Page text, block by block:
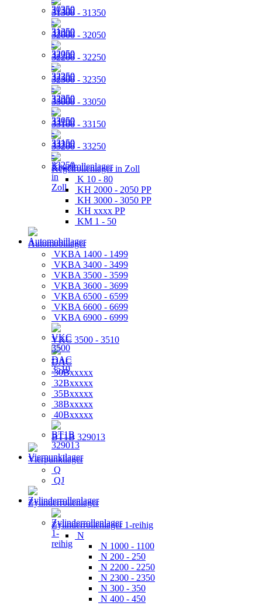
31300 - 31350
32000 - 32050
32200 - 32250
32300 - 32350
33000 - 33050
33100 - 33150
33200 - 33250
Kegelrollenlager in Zoll
K 10 - 80
KH 2000 - 2050 PP
KH 3000 - 3050 PP
KH xxxx PP
KM 1 - 50
Automobillager
VKBA 1400 - 1499
VKBA 3400 - 3499
VKBA 3500 - 3599
VKBA 3600 - 3699
VKBA 6500 - 6599
VKBA 6600 - 6699
VKBA 6900 - 6999
VKC 3500 - 3510
DAC
30Bxxxxx
32Bxxxxx
35Bxxxxx
38Bxxxxx
40Bxxxxx
BT1B 329013
Vierpunktlager
Q
QJ
Zylinderrollenlager
Zylinderrollenlager 1-reihig
N
N 1000 - 1100
N 200 - 250
N 2200 - 2250
N 2300 - 2350
N 300 - 350
N 400 - 450